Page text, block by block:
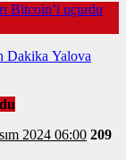
Bitcoin’i uçurdu
Dakika Yalova
8 Kasım 2024 06:00 209